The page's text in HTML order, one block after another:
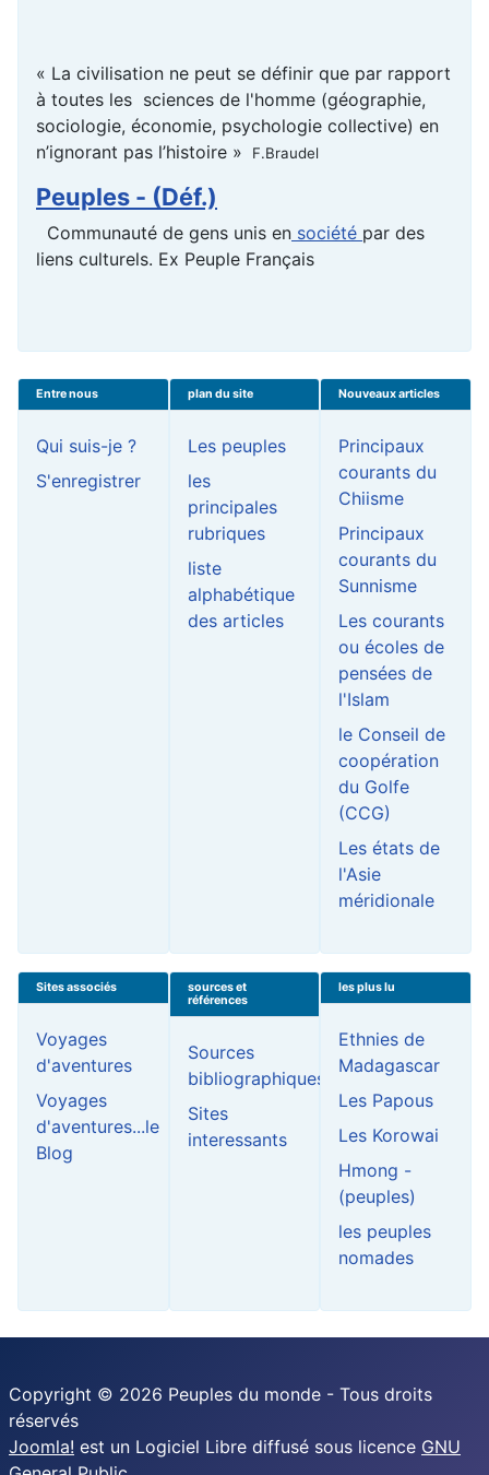
« La civilisation ne peut se définir que par rapport
à toutes les sciences de l'homme (géographie,
sociologie, économie, psychologie collective) en
n’ignorant pas l’histoire »
F.Braudel
Peuples - (Déf.)
Communauté de gens unis en société par des
liens culturels. Ex Peuple Français
Entre nous
Qui suis-je ?
S'enregistrer
plan du site
Les peuples
les
principales
rubriques
liste
alphabétique
des articles
Nouveaux articles
Principaux
courants du
Chiisme
Principaux
courants du
Sunnisme
Les courants
ou écoles de
pensées de
l'Islam
le Conseil de
coopération
du Golfe
(CCG)
Les états de
l'Asie
méridionale
Sites associés
Voyages
d'aventures
Voyages
d'aventures...le
Blog
sources et
références
Sources
bibliographiques
Sites
interessants
les plus lu
Ethnies de
Madagascar
Les Papous
Les Korowai
Hmong -
(peuples)
les peuples
nomades
Copyright © 2026 Peuples du monde - Tous droits
réservés
Joomla! est un Logiciel Libre diffusé sous licence GNU